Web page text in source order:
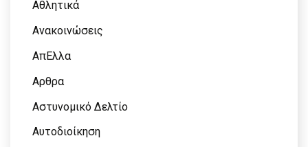
Αθλητικά
Ανακοινώσεις
ΑπΕλλα
Αρθρα
Αστυνομικό Δελτίο
Αυτοδιοίκηση